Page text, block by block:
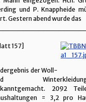
und P. Knappheide
Gestern abend wurde das
157]
der Woll-
2092
= 3,2 pro